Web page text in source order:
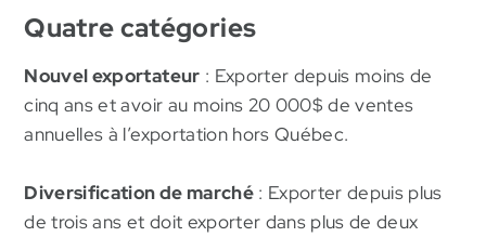
à minimalement 51 % de propriété
canadienne et la ou les entreprises
réinvestissent la majorité de leurs
bénéfices au Québec ;
une PME (Moins de 500 employés et
moins de 50 millions de chiffre d’affaires) ;
Quatre catégories
Nouvel exportateur : Exporter depuis moins de
cinq ans et avoir au moins 20 000$ de ventes
annuelles à l’exportation hors Québec.
Diversification de marché: Exporter depuis plus
de trois ans et doit exporter dans plus de deux